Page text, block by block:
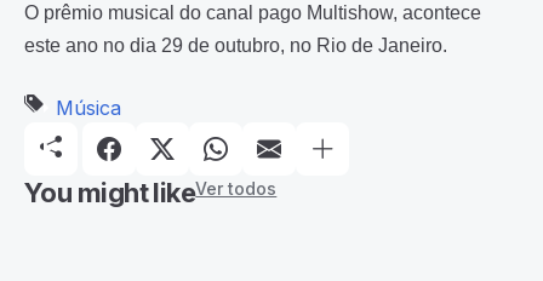
O prêmio musical do canal pago Multishow, acontece
este ano no dia 29 de outubro, no Rio de Janeiro.
Música
You might likeVer todos